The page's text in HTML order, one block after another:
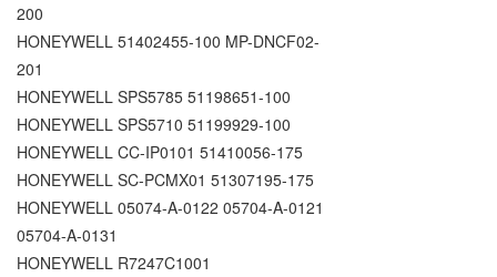
200
HONEYWELL 51402455-100 MP-DNCF02-
201
HONEYWELL SPS5785 51198651-100
HONEYWELL SPS5710 51199929-100
HONEYWELL CC-IP0101 51410056-175
HONEYWELL SC-PCMX01 51307195-175
HONEYWELL 05074-A-0122 05704-A-0121
05704-A-0131
HONEYWELL R7247C1001